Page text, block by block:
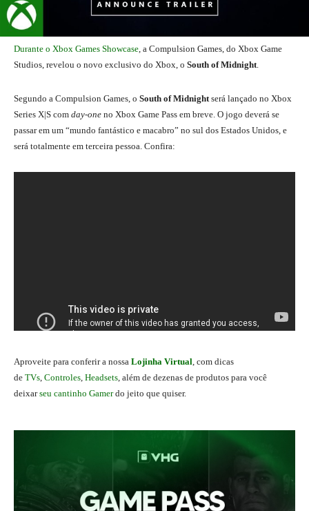
Durante o Xbox Games Showcase, a Compulsion Games, do Xbox Game
Studios, revelou o novo exclusivo do Xbox, o South of Midnight.
Segundo a Compulsion Games, o South of Midnightserá lançado no Xbox
Series X|S com day-one no Xbox Game Pass em breve. O jogo deverá se
passar em um “mundo fantástico e macabro” no sul dos Estados Unidos, e
será totalmente em terceira pessoa. Confira:
Aproveite para conferir a nossa Lojinha Virtual , com dicas
de TVs Controles Headsets , além de dezenas de produtos para você
deixarseu cantinho Gamerdo jeito que quiser.